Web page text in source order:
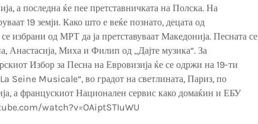
а последна ќе пее претставничката на Полска. На
19 земји. Како што е веќе познато, децата од
избрани од МРТ да ја претставуваат Македонија. Песната се
Анастасија, Миха и Филип од „Дајте музика“. За
Избор за Песна на Евровизија ќе се одржи на 19-ти
Seine Musicale“, во градот на светлината, Париз, по
а францускиот Национален сервис како домаќин и ЕБУ
watch?v=OAiptSTIuWU